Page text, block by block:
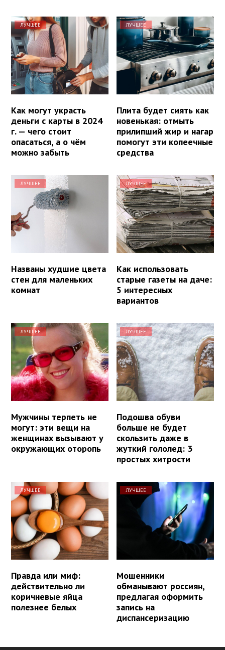
ЛУЧШЕЕ
Как могут украсть
деньги с карты в 2024
г. — чего стоит
опасаться, а о чём
можно забыть
ЛУЧШЕЕ
Плита будет сиять как
новенькая: отмыть
прилипший жир и нагар
помогут эти копеечные
средства
ЛУЧШЕЕ
Названы худшие цвета
стен для маленьких
комнат
ЛУЧШЕЕ
Как использовать
старые газеты на даче:
5 интересных
вариантов
ЛУЧШЕЕ
Мужчины терпеть не
могут: эти вещи на
женщинах вызывают у
окружающих оторопь
ЛУЧШЕЕ
Подошва обуви
больше не будет
скользить даже в
жуткий гололед: 3
простых хитрости
ЛУЧШЕЕ
Правда или миф:
действительно ли
коричневые яйца
полезнее белых
ЛУЧШЕЕ
Мошенники
обманывают россиян,
предлагая оформить
запись на
диспансеризацию